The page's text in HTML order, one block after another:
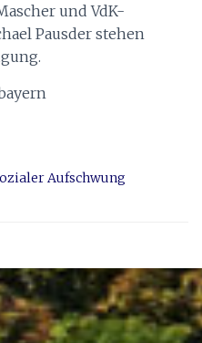
und VdK-
Pausder stehen
Aufschwung